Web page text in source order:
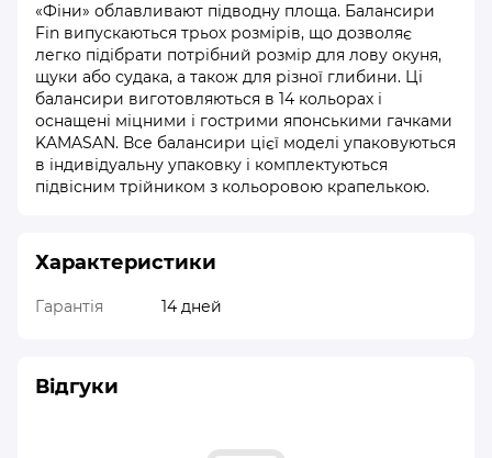
«Фіни» облавливают підводну площа. Балансири
Fin випускаються трьох розмірів, що дозволяє
легко підібрати потрібний розмір для лову окуня,
щуки або судака, а також для різної глибини. Ці
балансири виготовляються в 14 кольорах і
оснащені міцними і гострими японськими гачками
KAMASAN. Все балансири цієї моделі упаковуються
в індивідуальну упаковку і комплектуються
підвісним трійником з кольоровою крапелькою.
Характеристики
Гарантія 14 дней
Відгуки